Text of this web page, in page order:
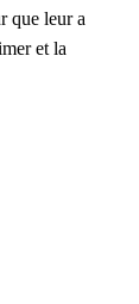
que leur a
et la